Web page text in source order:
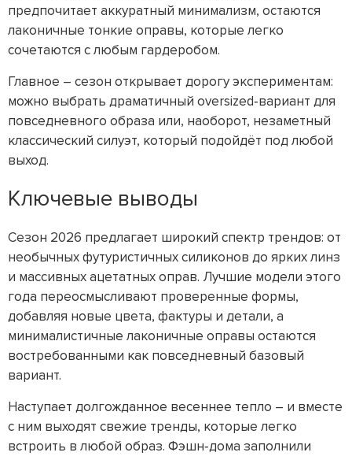
предпочитает аккуратный минимализм, остаются
лаконичные тонкие оправы, которые легко
сочетаются с любым гардеробом.
Главное – сезон открывает дорогу экспериментам:
можно выбрать драматичный oversized‑вариант для
повседневного образа или, наоборот, незаметный
классический силуэт, который подойдёт под любой
выход.
Ключевые выводы
Сезон 2026 предлагает широкий спектр трендов: от
необычных футуристичных силиконов до ярких линз
и массивных ацетатных оправ. Лучшие модели этого
года переосмысливают проверенные формы,
добавляя новые цвета, фактуры и детали, а
минималистичные лаконичные оправы остаются
востребованными как повседневный базовый
вариант.
Наступает долгожданное весеннее тепло – и вместе
с ним выходят свежие тренды, которые легко
встроить в любой образ. Фэшн‑дома заполнили